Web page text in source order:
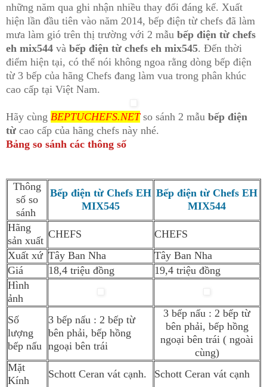
những năm qua ghi nhận nhiều thay đổi đáng kể. Xuất
hiện lần đầu tiên vào năm 2014, bếp điện từ chefs đã làm
mưa làm gió trên thị trường với 2 mẫu bếp điện từ chefs
eh mix544 và bếp điện từ chefs eh mix545. Đến thời
điểm hiện tại, có thể nói không ngoa rằng dòng bếp điện
từ 3 bếp của hãng Chefs đang làm vua trong phân khúc
cao cấp tại Việt Nam.
Hãy cùng BEPTUCHEFS.NETso sánh 2 mẫu bếp điện
từ cao cấp của hãng chefs này nhé.
Bảng so sánh các thông số
Thông
số so
sánh
Bếp điện từ Chefs EH
MIX545
Bếp điện từ Chefs EH
MIX544
Hãng
sản xuất
CHEFS
CHEFS
Xuất xứ Tây Ban Nha
Tây Ban Nha
Giá
18,4 triệu đồng
19,4 triệu đồng
Hình
ảnh
Số
lượng
bếp nấu
3 bếp nấu : 2 bếp từ
bên phải, bếp hồng
ngoại bên trái
3 bếp nấu : 2 bếp từ
bên phải, bếp hồng
ngoại bên trái ( ngoài
cùng)
Mặt
Kính
Schott Ceran vát cạnh. Schott Ceran vát cạnh